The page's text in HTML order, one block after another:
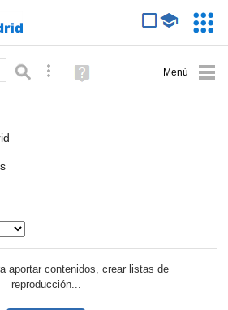
Búsqueda avanzada
Ayuda
(en
aportar contenidos, crear listas de
reproducción...